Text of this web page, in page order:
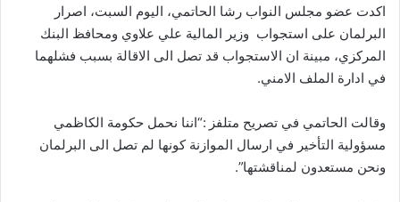
اكدت عضو مجلس النواب رشا الحاتمي، اليوم السبت، اصرار
البرلمان على استجواب وزير المالية علي علاوي ومحافظ البنك
المركزي، مبينة ان الاستجواب قد تصل الى الاقالة بسبب فشلهما
في ادارة الملف الامني.
وقالت الحاتمي في تصريح متلفز :“اننا نحمل حكومة الكاظمي
مسؤولية التأخير في ارسال الموازنة كونها لم تصل الى البرلمان
ونحن مستعدون لمناقشتها”.